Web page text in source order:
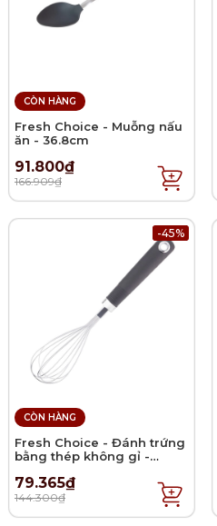
CÒN HÀNG
Fresh Choice - Muỗng nấu
ăn - 36.8cm
91.800₫
166.909₫
-45%
CÒN HÀNG
Fresh Choice - Đánh trứng
bằng thép không gỉ -
79.365₫
144.300₫